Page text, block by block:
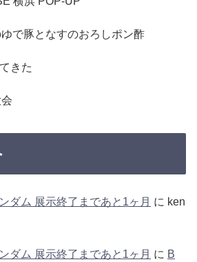
で豚となすのおろしポン酢
きた
ダム 展示終了まであと1ヶ月 に ken
ダム 展示終了まであと1ヶ月 に B